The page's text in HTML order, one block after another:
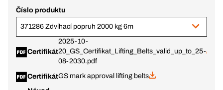
Číslo produktu
371286 Zdvíhací popruh 2000 kg 6m
Certifikát
2025-10-
20_GS_Certifikat_Lifting_Belts_valid_up_to_25-
08-2030.pdf
CertifikátGS mark approval lifting belts